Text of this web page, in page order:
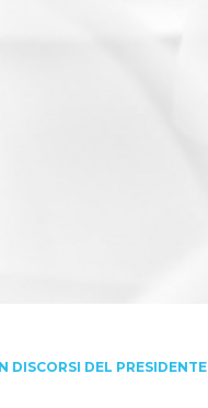
DISCORSI DEL PRESIDENTE